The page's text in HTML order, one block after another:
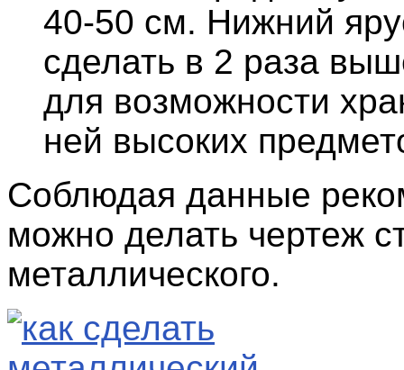
40-50 см. Нижний
сделать в 2 раза
для возможности
ней высоких
Соблюдая данные
можно делать чертеж
металлического.